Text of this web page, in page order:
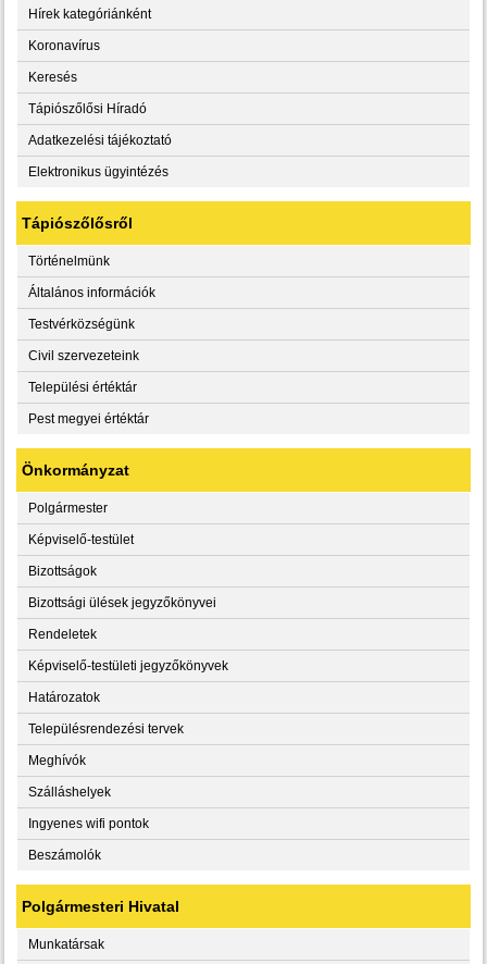
Hírek kategóriánként
Koronavírus
Keresés
Tápiószőlősi Híradó
Adatkezelési tájékoztató
Elektronikus ügyintézés
Tápiószőlősről
Történelmünk
Általános információk
Testvérközségünk
Civil szervezeteink
Települési értéktár
Pest megyei értéktár
Önkormányzat
Polgármester
Képviselő-testület
Bizottságok
Bizottsági ülések jegyzőkönyvei
Rendeletek
Képviselő-testületi jegyzőkönyvek
Határozatok
Településrendezési tervek
Meghívók
Szálláshelyek
Ingyenes wifi pontok
Beszámolók
Polgármesteri Hivatal
Munkatársak